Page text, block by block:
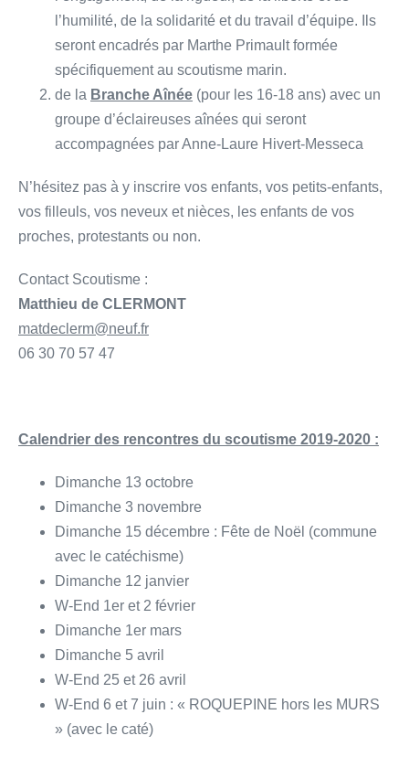
l’humilité, de la solidarité et du travail d’équipe. Ils
seront encadrés par Marthe Primault formée
spécifiquement au scoutisme marin.
de la Branche Aînée (pour les 16-18 ans) avec un
groupe d’éclaireuses aînées qui seront
accompagnées par Anne-Laure Hivert-Messeca
N’hésitez pas à y inscrire vos enfants, vos petits-enfants,
vos filleuls, vos neveux et nièces, les enfants de vos
proches, protestants ou non.
Contact Scoutisme :
Matthieu de CLERMONT
matdeclerm@neuf.fr
06 30 70 57 47
Calendrier des rencontres du scoutisme 2019-2020 :
Dimanche 13 octobre
Dimanche 3 novembre
Dimanche 15 décembre : Fête de Noël (commune
avec le catéchisme)
Dimanche 12 janvier
W-End 1er et 2 février
Dimanche 1er mars
Dimanche 5 avril
W-End 25 et 26 avril
W-End 6 et 7 juin : « ROQUEPINE hors les MURS
» (avec le caté)